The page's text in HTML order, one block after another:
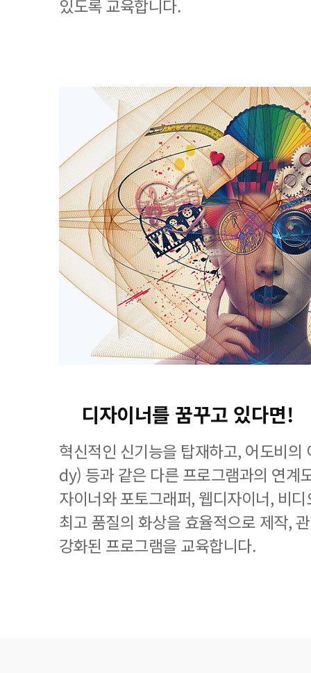
있도록 교육합니다.
디자이너를 꿈꾸고 있다면!
혁신적인 신기능을 탑재하고, 어도비
dy) 등과 같은 다른 프로그램과의 연계
자이너와 포토그래퍼, 웹디자이너, 비
최고 품질의 화상을 효율적으로 제작,
강화된 프로그램을 교육합니다.